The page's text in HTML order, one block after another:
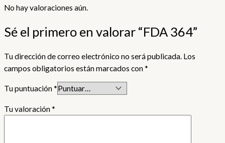
No hay valoraciones aún.
Sé el primero en valorar “FDA 364”
Tu dirección de correo electrónico no será publicada. Los
campos obligatorios están marcados con*
Tu puntuación*
Tu valoración*